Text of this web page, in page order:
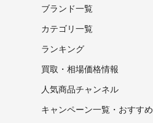
ブランド一覧
カテゴリ一覧
ランキング
買取・相場価格情報
人気商品チャンネル
キャンペーン一覧・おすす